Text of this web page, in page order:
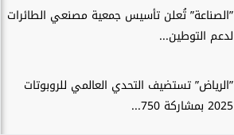
”الصناعة” تُعلن تأسيس جمعية مصنعي الطائرات
لدعم التوطين...
”الرياض” تستضيف التحدي العالمي للروبوتات
2025 بمشاركة 750...